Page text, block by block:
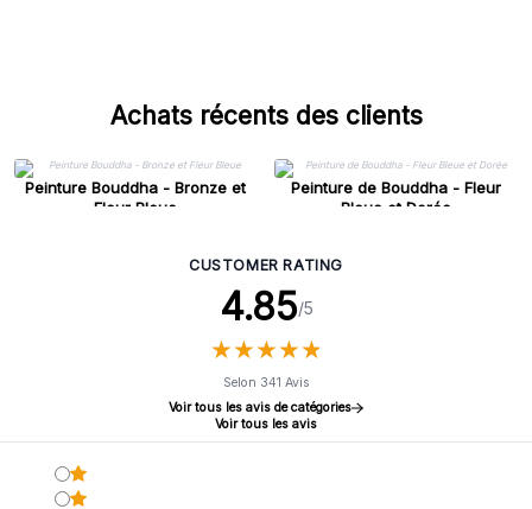
Achats récents des clients
Peinture Bouddha - Bronze et
Fleur Bleue
Peinture de Bouddha - Fleur
Bleue et Dorée
CUSTOMER RATING
4.85/5
★★★★★
★★★★★
Selon 341 Avis
Voir tous les avis de catégories
Voir tous les avis